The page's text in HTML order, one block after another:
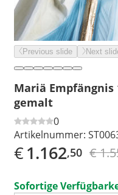
Previous slide Next
Mariä
gemalt
0
Artikelnummer:
€1.162,50 €
Sofortige